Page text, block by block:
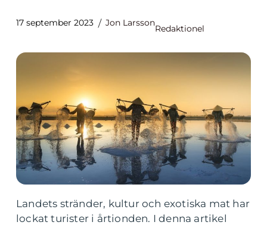
17 september 2023 Jon Larsson
Redaktionel
Landets stränder, kultur och exotiska mat har
lockat turister i årtionden. I denna artikel